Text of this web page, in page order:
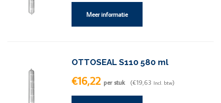
Meer informatie
OTTOSEAL S110 580 ml
€16,22 per stuk (€19,63 Incl. btw)